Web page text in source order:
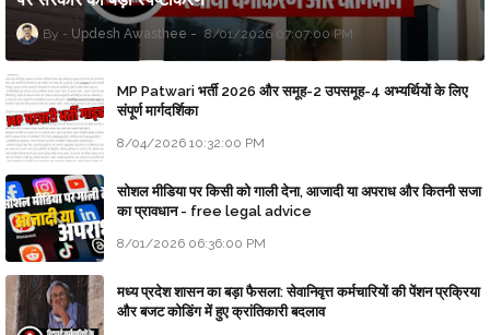
Updesh Awasthee 8/01/2026 07:07:00 PM
MP Patwari भर्ती 2026 और समूह-2 उपसमूह-4 अभ्यर्थियों के लिए
संपूर्ण मार्गदर्शिका
8/04/2026 10:32:00 PM
सोशल मीडिया पर किसी को गाली देना, आजादी या अपराध और कितनी सजा
का प्रावधान - free legal advice
8/01/2026 06:36:00 PM
मध्य प्रदेश शासन का बड़ा फैसला: सेवानिवृत्त कर्मचारियों की पेंशन प्रक्रिया
और बजट कोडिंग में हुए क्रांतिकारी बदलाव